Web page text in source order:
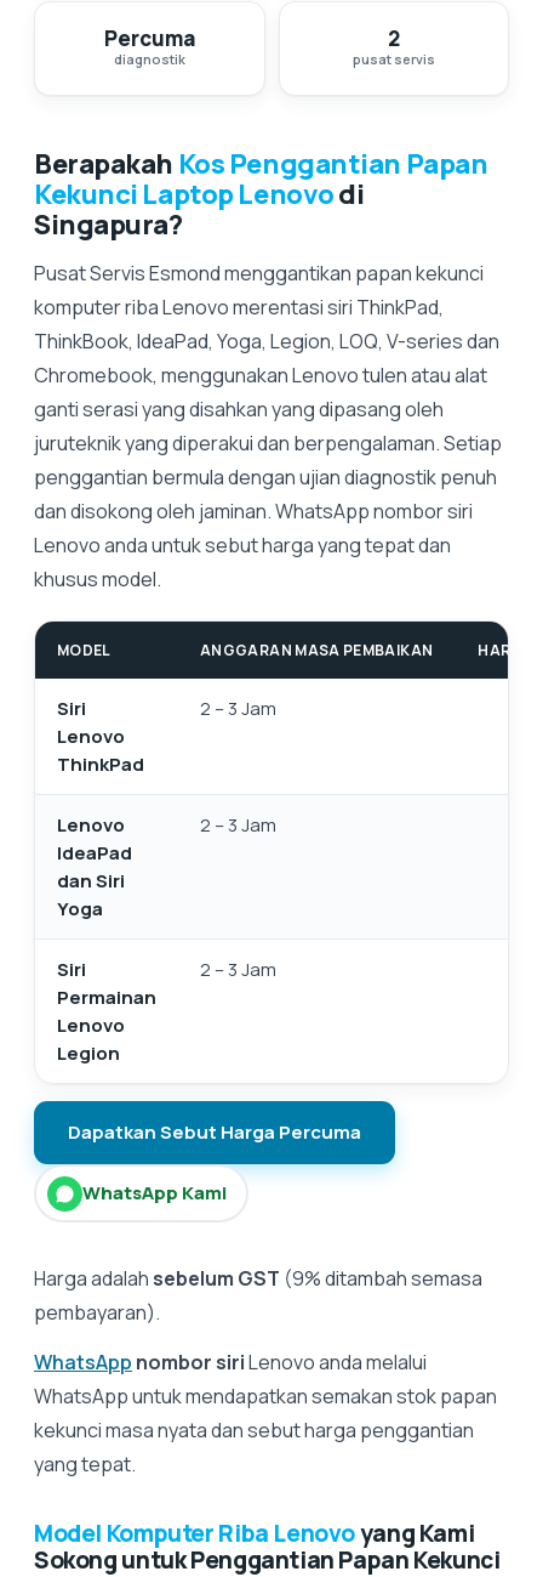
Percuma
diagnostik
2
pusat servis
Berapakah Kos Penggantian Papan
Kekunci Laptop Lenovodi
Singapura?
Pusat Servis Esmond menggantikan papan kekunci
komputer riba Lenovo merentasi siri ThinkPad,
ThinkBook, IdeaPad, Yoga, Legion, LOQ, V-series dan
Chromebook, menggunakan Lenovo tulen atau alat
ganti serasi yang disahkan yang dipasang oleh
juruteknik yang diperakui dan berpengalaman. Setiap
penggantian bermula dengan ujian diagnostik penuh
dan disokong oleh jaminan. WhatsApp nombor siri
Lenovo anda untuk sebut harga yang tepat dan
khusus model.
MODEL ANGGARAN MASA PEMBAIKAN HARGA
Siri
Lenovo
ThinkPad
2 – 3 Jam
Lenovo
IdeaPad
dan Siri
Yoga
2 – 3 Jam
Siri
Permainan
Lenovo
Legion
2 – 3 Jam
Dapatkan Sebut Harga Percuma
WhatsApp Kami
Harga adalah sebelum GST (9% ditambah semasa
pembayaran).
WhatsApp nombor siriLenovo anda melalui
WhatsApp untuk mendapatkan semakan stok papan
kekunci masa nyata dan sebut harga penggantian
yang tepat.
Model Komputer Riba Lenovoyang Kami
Sokong untuk Penggantian Papan Kekunci